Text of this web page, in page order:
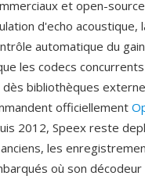
et open-
d'echo acoustique,
automatique du
les codecs
bibliothèques
officiellement
2012, Speex reste
les
où son